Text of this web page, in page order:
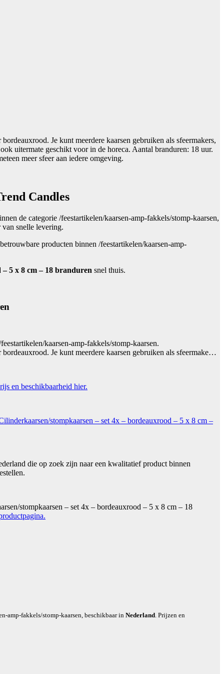
Je kunt meerdere kaarsen gebruiken als sfeermakers,
uitermate geschikt voor in de horeca. Aantal branduren: 18 uur.
meer sfeer aan iedere omgeving.
Candles
de categorie /feestartikelen/kaarsen-amp-fakkels/stomp-kaarsen,
snelle levering.
producten binnen /feestartikelen/kaarsen-amp-
5 x 8 cm – 18 branduren snel thuis.
kaarsen-amp-fakkels/stomp-kaarsen.
Je kunt meerdere kaarsen gebruiken als sfeermake…
en beschikbaarheid hier.
stompkaarsen – set 4x – bordeauxrood – 5 x 8 cm –
die op zoek zijn naar een kwalitatief product binnen
stompkaarsen – set 4x – bordeauxrood – 5 x 8 cm – 18
amp-fakkels/stomp-kaarsen, beschikbaar inNederland. Prijzen en